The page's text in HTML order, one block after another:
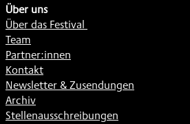
Über uns
Über das Festival
Team
Partner:innen
Kontakt
Newsletter & Zusendungen
Archiv
Stellenausschreibungen